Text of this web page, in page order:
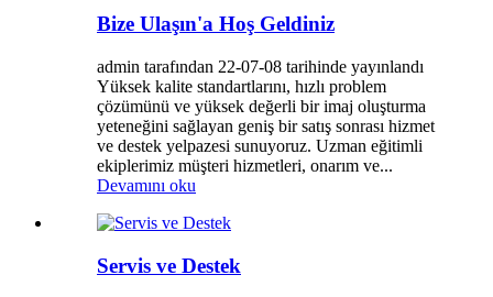
Bize Ulaşın'a Hoş Geldiniz
admin tarafından 22-07-08 tarihinde yayınlandı
Yüksek kalite standartlarını, hızlı problem
çözümünü ve yüksek değerli bir imaj oluşturma
yeteneğini sağlayan geniş bir satış sonrası hizmet
ve destek yelpazesi sunuyoruz. Uzman eğitimli
ekiplerimiz müşteri hizmetleri, onarım ve...
Devamını oku
Servis ve Destek